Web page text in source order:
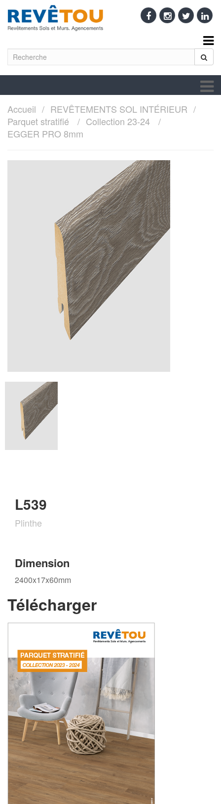
Accueil
REVÊTEMENTS SOL INTÉRIEUR
Parquet stratifié
Collection 23-24
EGGER PRO 8mm
L539
Plinthe
Dimension
2400x17x60mm
Télécharger